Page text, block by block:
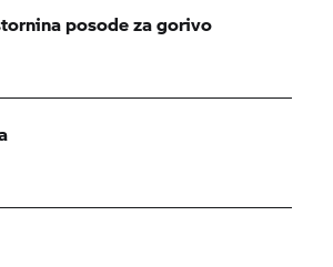
posode za gorivo